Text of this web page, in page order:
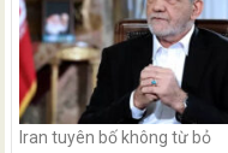
Iran tuyên bố không từ bỏ